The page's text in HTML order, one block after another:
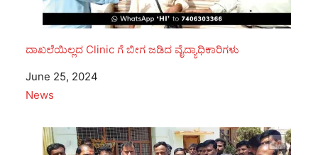
ದಾಖಲೆಯಿಲ್ಲದ Clinic ಗೆ ಬೀಗ ಜಡಿದ ವೈದ್ಯಾಧಿಕಾರಿಗಳು
Date
June 25, 2024
In relation to
News